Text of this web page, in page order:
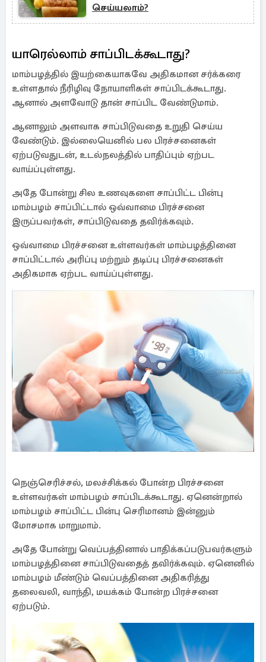
செய்யலாம்?
யாரெல்லாம் சாப்பிடக்கூடாது?
மாம்பழத்தில் இயற்கையாகவே அதிகமான சர்க்கரை
உள்ளதால் நீரிழிவு நோயாளிகள் சாப்பிடக்கூடாது.
ஆனால் அளவோடு தான் சாப்பிட வேண்டுமாம்.
ஆனாலும் அளவாக சாப்பிடுவதை உறுதி செய்ய
வேண்டும். இல்லையெனில் பல பிரச்சனைகள்
ஏற்படுவதுடன், உடல்நலத்தில் பாதிப்பும் ஏற்பட
வாய்ப்புள்ளது.
அதே போன்று சில உணவுகளை சாப்பிட்ட பின்பு
மாம்பழம் சாப்பிட்டால் ஒவ்வாமை பிரச்சனை
இருப்பவர்கள், சாப்பிடுவதை தவிர்க்கவும்.
ஒவ்வாமை பிரச்சனை உள்ளவர்கள் மாம்பழத்தினை
சாப்பிட்டால் அரிப்பு மற்றும் தடிப்பு பிரச்சனைகள்
அதிகமாக ஏற்பட வாய்ப்புள்ளது.
நெஞ்செரிச்சல், மலச்சிக்கல் போன்ற பிரச்சனை
உள்ளவர்கள் மாம்பழம் சாப்பிடக்கூடாது. ஏனென்றால்
மாம்பழம் சாப்பிட்ட பின்பு செரிமானம் இன்னும்
மோசமாக மாறுமாம்.
அதே போன்று வெப்பத்தினால் பாதிக்கப்படுபவர்களும்
மாம்பழத்தினை சாப்பிடுவதைத் தவிர்க்கவும். ஏனெனில்
மாம்பழம் மீண்டும் வெப்பத்தினை அதிகரித்து
தலைவலி, வாந்தி, மயக்கம் போன்ற பிரச்சனை
ஏற்படும்.